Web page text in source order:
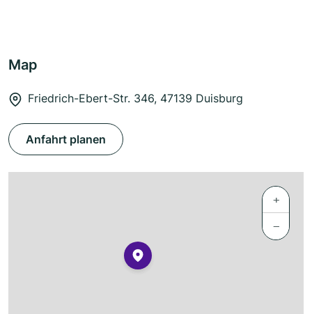
Map
Friedrich-Ebert-Str. 346, 47139 Duisburg
Anfahrt planen
+
−